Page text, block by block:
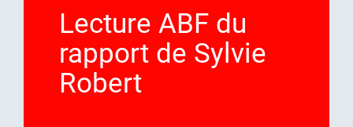
Lecture ABF du
rapport de Sylvie
Robert